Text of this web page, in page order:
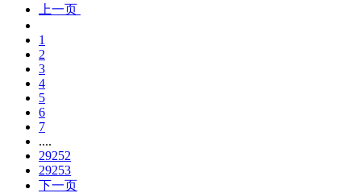
上一页
1
2
3
4
5
6
7
....
29252
29253
下一页